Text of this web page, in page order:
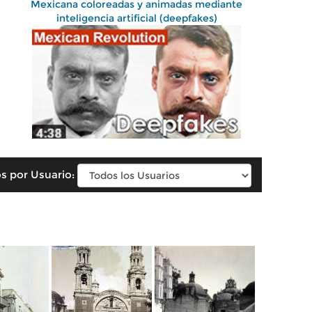
Mexicana coloreadas y animadas mediante
inteligencia artificial (deepfakes)
por Usuario: